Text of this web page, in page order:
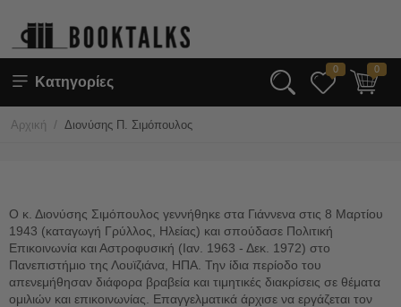
Κατηγορίες
0 0
Αρχική / Διονύσης Π. Σιμόπουλος
Ο κ. Διονύσης Σιμόπουλος γεννήθηκε στα Γιάννενα στις 8 Μαρτίου
1943 (καταγωγή Γρύλλος, Ηλείας) και σπούδασε Πολιτική
Επικοινωνία και Αστροφυσική (Ιαν. 1963 - Δεκ. 1972) στο
Πανεπιστήμιο της Λουϊζιάνα, ΗΠΑ. Την ίδια περίοδο του
απενεμήθησαν διάφορα βραβεία και τιμητικές διακρίσεις σε θέματα
ομιλιών και επικοινωνίας. Επαγγελματικά άρχισε να εργάζεται τον